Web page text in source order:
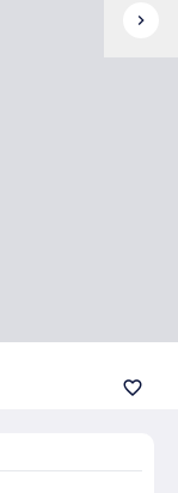
chevron_right
favorite_border